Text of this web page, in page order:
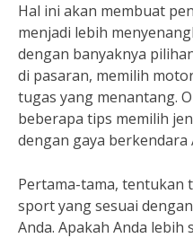
Hal ini akan membuat
menjadi lebih
dengan banyaknya
di pasaran, memilih
tugas yang menantang.
beberapa tips memilih
dengan gaya berkendara
Pertama-tama, tentukan
sport yang sesuai
Anda. Apakah Anda